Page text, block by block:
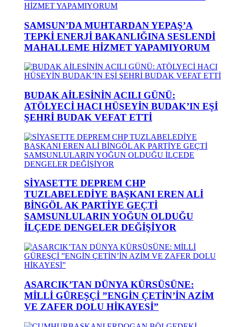
SAMSUN’DA MUHTARDAN YEPAŞ’A
TEPKİ ENERJİ BAKANLIĞINA SESLENDİ
MAHALLEME HİZMET YAPAMIYORUM
BUDAK AİLESİNİN ACILI GÜNÜ:
ATÖLYECİ HACI HÜSEYİN BUDAK’IN EŞİ
ŞEHRİ BUDAK VEFAT ETTİ
SİYASETTE DEPREM CHP
TUZLABELEDİYE BAŞKANI EREN ALİ
BİNGÖL AK PARTİYE GEÇTİ
SAMSUNLULARIN YOĞUN OLDUĞU
İLÇEDE DENGELER DEĞİŞİYOR
ASARCIK’TAN DÜNYA KÜRSÜSÜNE:
MİLLİ GÜREŞÇİ ”ENGİN ÇETİN’İN AZİM
VE ZAFER DOLU HİKAYESİ”